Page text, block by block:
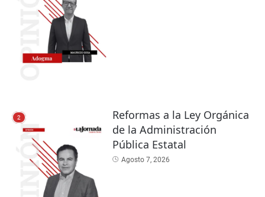
2
Reformas a la Ley Orgánica
de la Administración
Pública Estatal
Agosto 7, 2026